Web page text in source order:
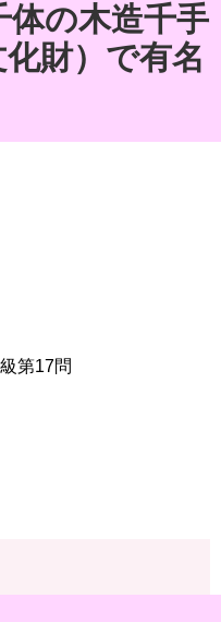
体の木造千手
財）で有名
級第17問